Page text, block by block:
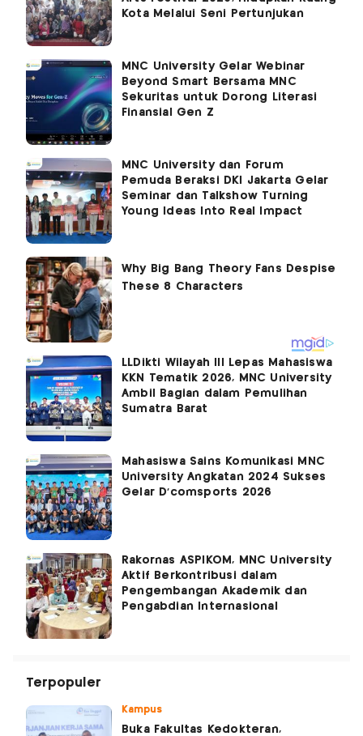
Kota Melalui Seni Pertunjukan
MNC University Gelar Webinar
Beyond Smart Bersama MNC
Sekuritas untuk Dorong Literasi
Finansial Gen Z
MNC University dan Forum
Pemuda Beraksi DKI Jakarta Gelar
Seminar dan Talkshow Turning
Young Ideas Into Real Impact
LLDikti Wilayah III Lepas Mahasiswa
KKN Tematik 2026, MNC University
Ambil Bagian dalam Pemulihan
Sumatra Barat
Mahasiswa Sains Komunikasi MNC
University Angkatan 2024 Sukses
Gelar D'comsports 2026
Rakornas ASPIKOM, MNC University
Aktif Berkontribusi dalam
Pengembangan Akademik dan
Pengabdian Internasional
Terpopuler
Kampus
Buka Fakultas Kedokteran,